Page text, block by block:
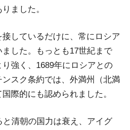
ました。
しているだけに、常にロシア
した。もっとも17世紀まで
強く、1689年にロシアとの
スク条約では、外満州（北満
際的にも認められました。
と清朝の国力は衰え、アイグ